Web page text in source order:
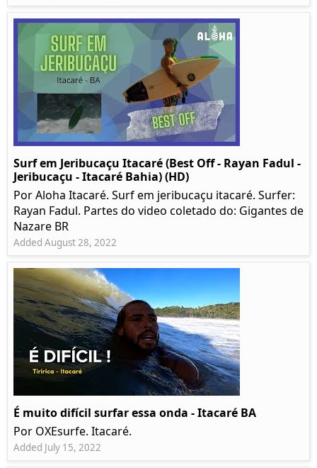
Surf em Jeribucaçu Itacaré (Best Off - Rayan Fadul -
Jeribucaçu - Itacaré Bahia) (HD)
Por Aloha Itacaré. Surf em jeribucaçu itacaré. Surfer:
Rayan Fadul. Partes do video coletado do: Gigantes de
Nazare BR
Added August 28, 2022
É muito difícil surfar essa onda - Itacaré BA
Por OXEsurfe. Itacaré.
Added July 15, 2022